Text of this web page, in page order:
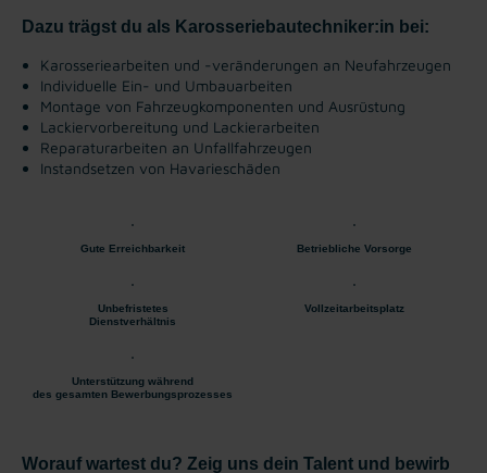
Dazu trägst du als Karosseriebautechniker:in bei:
Karosseriearbeiten und -veränderungen an Neufahrzeugen
Individuelle Ein- und Umbauarbeiten
Montage von Fahrzeugkomponenten und Ausrüstung
Lackiervorbereitung und Lackierarbeiten
Reparaturarbeiten an Unfallfahrzeugen
Instandsetzen von Havarieschäden
Gute Erreichbarkeit Betriebliche Vorsorge
Unbefristetes
Dienstverhältnis
Vollzeitarbeitsplatz
Unterstützung während
des gesamten Bewerbungsprozesses
Worauf wartest du? Zeig uns dein Talent und bewirb